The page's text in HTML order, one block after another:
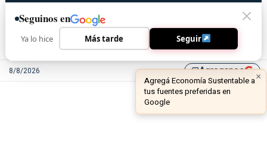
8/8/2026 library_addAgreganos
Seguinos en
Ya lo hice Más tarde Seguir